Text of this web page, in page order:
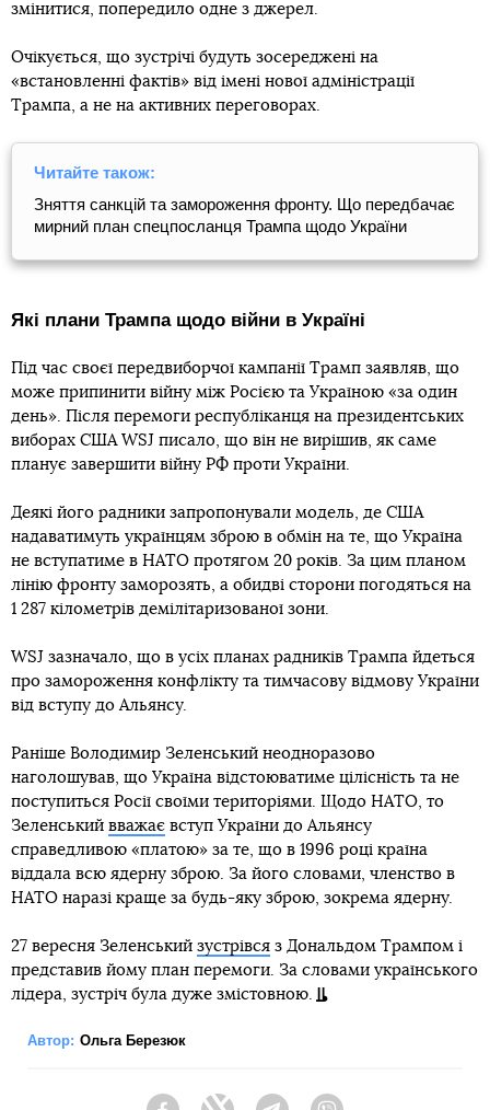
змінитися, попередило одне з джерел.
Очікується, що зустрічі будуть зосереджені на
«встановленні фактів» від імені нової адміністрації
Трампа, а не на активних переговорах.
Читайте також:
Зняття санкцій та замороження фронту. Що передбачає
мирний план спецпосланця Трампа щодо України
Які плани Трампа щодо війни в Україні
Під час своєї передвиборчої кампанії Трамп заявляв, що
може припинити війну між Росією та Україною «за один
день». Після перемоги республіканця на президентських
виборах США WSJ писало, що він не вирішив, як саме
планує завершити війну РФ проти України.
Деякі його радники запропонували модель, де США
надаватимуть українцям зброю в обмін на те, що Україна
не вступатиме в НАТО протягом 20 років. За цим планом
лінію фронту заморозять, а обидві сторони погодяться на
1 287 кілометрів демілітаризованої зони.
WSJ зазначало, що в усіх планах радників Трампа йдеться
про замороження конфлікту та тимчасову відмову України
від вступу до Альянсу.
Раніше Володимир Зеленський неодноразово
наголошував, що Україна відстоюватиме цілісність та не
поступиться Росії своїми територіями. Щодо НАТО, то
Зеленський вважає вступ України до Альянсу
справедливою «платою» за те, що в 1996 році країна
віддала всю ядерну зброю. За його словами, членство в
НАТО наразі краще за будь-яку зброю, зокрема ядерну.
27 вересня Зеленський зустрівся з Дональдом Трампом і
представив йому план перемоги. За словами українського
лідера, зустріч була дуже змістовною.
Автор: Ольга Березюк